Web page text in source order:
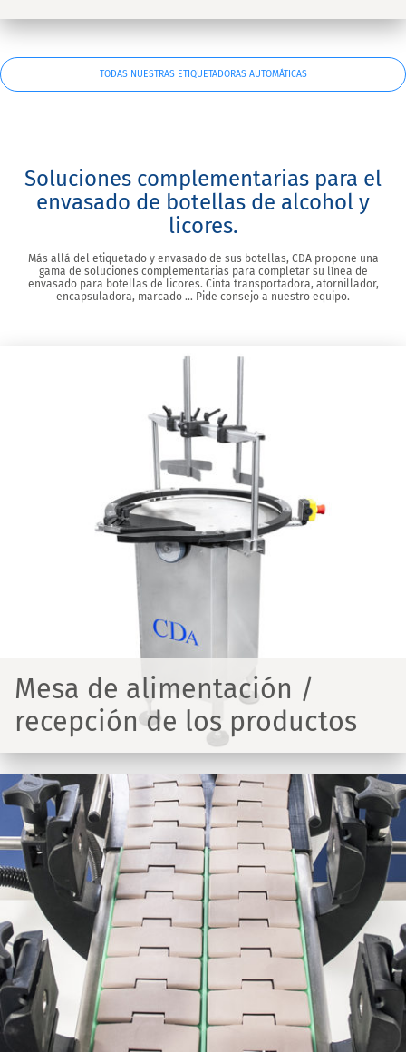
TODAS NUESTRAS ETIQUETADORAS AUTOMÁTICAS
Soluciones complementarias para el
envasado de botellas de alcohol y
licores.
Más allá del etiquetado y envasado de sus botellas, CDA propone una
gama de soluciones complementarias para completar su línea de
envasado para botellas de licores. Cinta transportadora, atornillador,
encapsuladora, marcado … Pide consejo a nuestro equipo.
Mesa de alimentación /
recepción de los productos